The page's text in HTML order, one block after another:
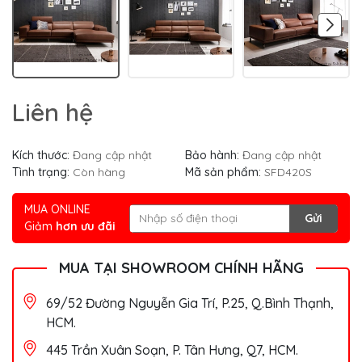
Liên hệ
Kích thước: Đang cập nhật Bảo hành: Đang cập nhật
Tình trạng: Còn hàng Mã sản phẩm: SFD420S
MUA ONLINE
Giảm hơn ưu đãi
Gửi
MUA TẠI SHOWROOM CHÍNH HÃNG
69/52 Đường Nguyễn Gia Trí, P.25, Q.Bình Thạnh,
HCM.
445 Trần Xuân Soạn, P. Tân Hưng, Q7, HCM.